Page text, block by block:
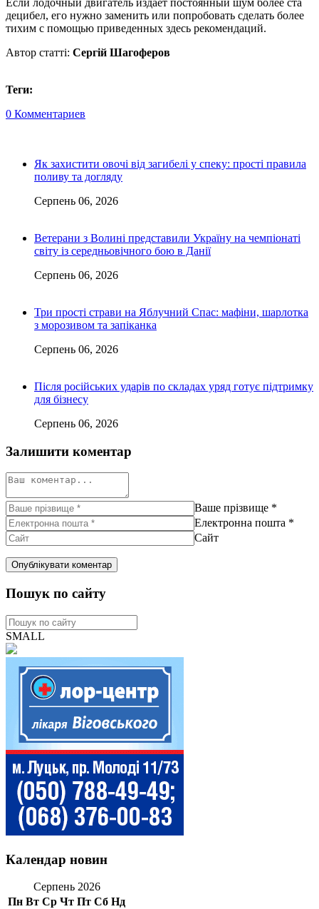
Если лодочный двигатель издает постоянный шум более ста
децибел, его нужно заменить или попробовать сделать более
тихим с помощью приведенных здесь рекомендаций.
Автор статті: Сергій Шагоферов
Теги:
0 Комментариев
Як захистити овочі від загибелі у спеку: прості правила
поливу та догляду
Серпень 06, 2026
Ветерани з Волині представили Україну на чемпіонаті
світу із середньовічного бою в Данії
Серпень 06, 2026
Три прості страви на Яблучний Спас: мафіни, шарлотка
з морозивом та запіканка
Серпень 06, 2026
Після російських ударів по складах уряд готує підтримку
для бізнесу
Серпень 06, 2026
Залишити коментар
Ваше прізвище *
Електронна пошта *
Сайт
Пошук по сайту
SMALL
Календар новин
Серпень 2026
Пн Вт Ср Чт Пт Сб Нд